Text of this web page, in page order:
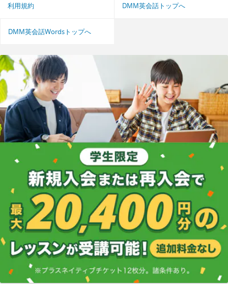
利用規約 DMM英会話トップへ
DMM英会話Wordsトップへ